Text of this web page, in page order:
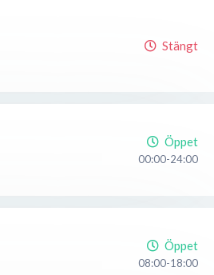
Stängt
Öppet
00:00-24:00
Öppet
08:00-18:00